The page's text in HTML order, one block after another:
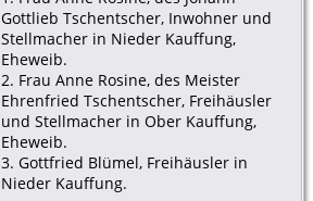
Gottlieb Tschentscher, Inwohner und
Stellmacher in Nieder Kauffung,
Eheweib.
2. Frau Anne Rosine, des Meister
Ehrenfried Tschentscher, Freihäusler
und Stellmacher in Ober Kauffung,
Eheweib.
3. Gottfried Blümel, Freihäusler in
Nieder Kauffung.